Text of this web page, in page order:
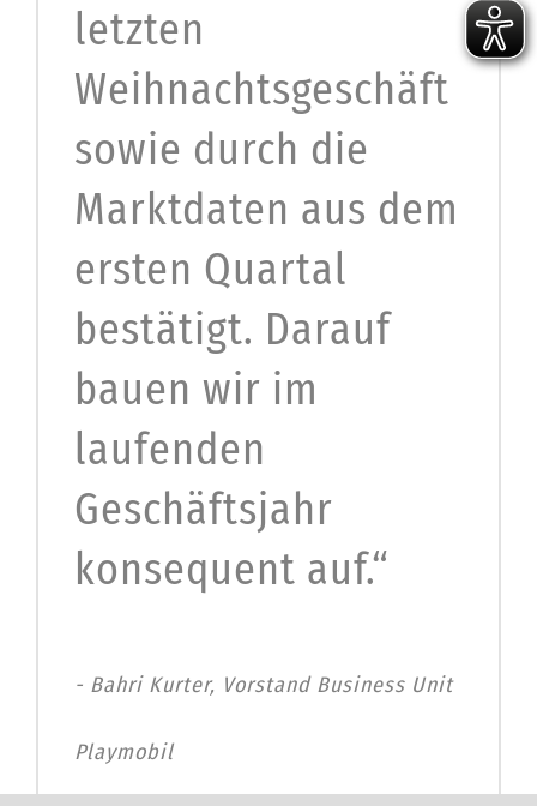
letzten
Weihnachtsgeschäft
sowie durch die
Marktdaten aus dem
ersten Quartal
bestätigt. Darauf
bauen wir im
laufenden
Geschäftsjahr
konsequent auf.“
Bahri Kurter, Vorstand Business Unit
Playmobil